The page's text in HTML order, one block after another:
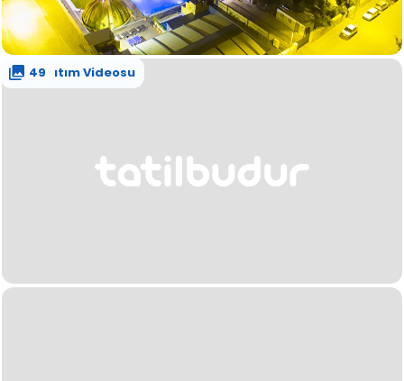
Tanıtım Videosu
49